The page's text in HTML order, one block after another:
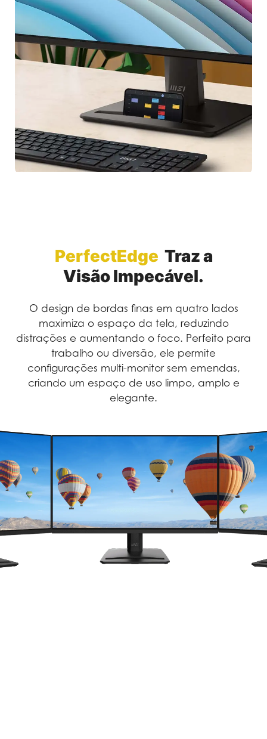
PerfectEdge Traz a
Visão Impecável.
O design de bordas finas em quatro lados
maximiza o espaço da tela, reduzindo
distrações e aumentando o foco. Perfeito para
trabalho ou diversão, ele permite
configurações multi-monitor sem emendas,
criando um espaço de uso limpo, amplo e
elegante.